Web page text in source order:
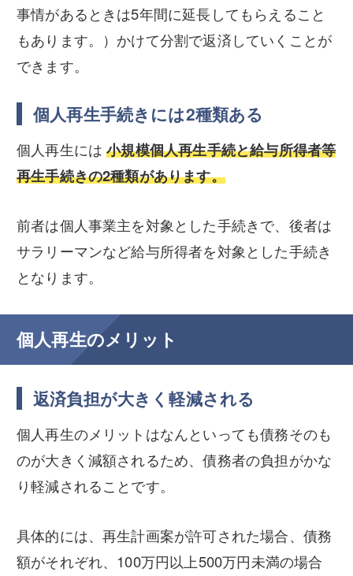
事情があるときは5年間に延長してもらえること
もあります。）かけて分割で返済していくことが
できます。
個人再生手続きには2種類ある
個人再生には小規模個人再生手続と給与所得者等
再生手続きの2種類があります。
前者は個人事業主を対象とした手続きで、後者は
サラリーマンなど給与所得者を対象とした手続き
となります。
個人再生のメリット
返済負担が大きく軽減される
個人再生のメリットはなんといっても債務そのも
のが大きく減額されるため、債務者の負担がかな
り軽減されることです。
具体的には、再生計画案が許可された場合、債務
額がそれぞれ、100万円以上500万円未満の場合